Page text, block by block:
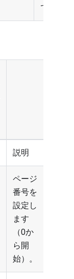
です。
説明
ページ
番号を
設定し
ます
（0か
ら開
始）。